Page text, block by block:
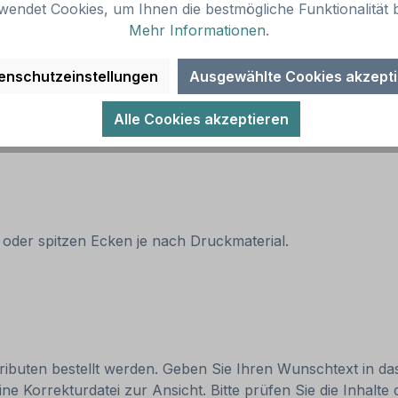
spitzen Ecken je nach Druckmaterial.
bestellt werden. Geben Sie Ihren Wunschtext in
Korrekturdatei zur Ansicht. Bitte prüfen Sie die
Cookies, um Ihnen die bestmögliche Funktionalität
Mehr Informationen.
Ausgewählte Cookies
Alle Cookies akzeptieren